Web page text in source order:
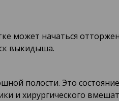
может начаться
выкидыша.
полости. Это состояние
и хирургического